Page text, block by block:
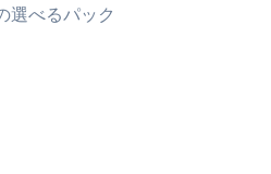
選べるパック